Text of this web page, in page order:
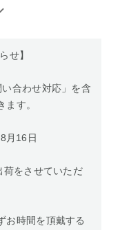
せ】
合わせ対応」を含
す。
月16日
をさせていただ
お時間を頂戴する